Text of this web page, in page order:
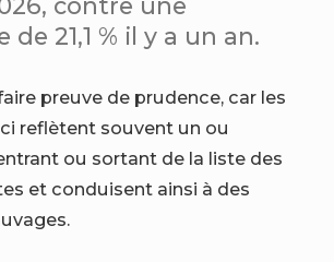
de 21,1 % il y a un an.
preuve de prudence, car les
reflètent souvent un ou
ou sortant de la liste des
et conduisent ainsi à des